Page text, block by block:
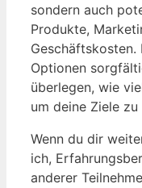
sondern auch
Produkte,
Geschäftskosten.
Optionen
überlegen, wie
um deine Ziele zu
Wenn du dir
ich,
anderer